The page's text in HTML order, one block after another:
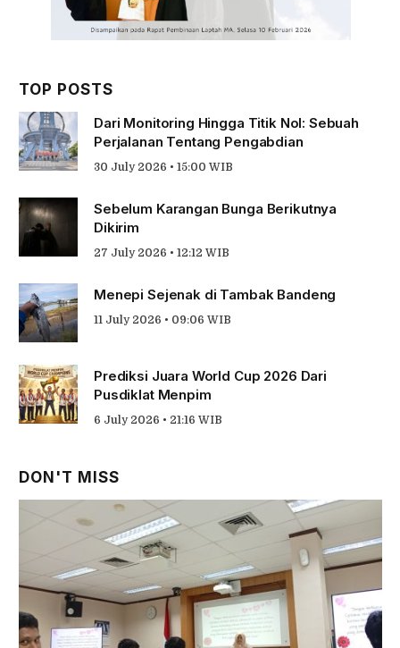
TOP POSTS
Dari Monitoring Hingga Titik Nol: Sebuah
Perjalanan Tentang Pengabdian
30 July 2026 • 15:00 WIB
Sebelum Karangan Bunga Berikutnya
Dikirim
27 July 2026 • 12:12 WIB
Menepi Sejenak di Tambak Bandeng
11 July 2026 • 09:06 WIB
Prediksi Juara World Cup 2026 Dari
Pusdiklat Menpim
6 July 2026 • 21:16 WIB
DON'T MISS